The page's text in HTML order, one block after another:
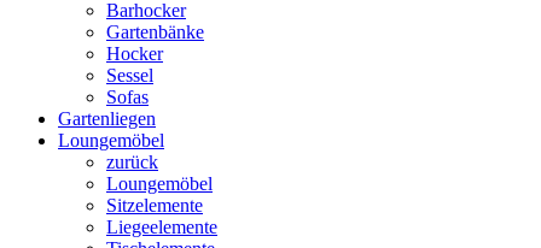
Barhocker
Gartenbänke
Hocker
Sessel
Sofas
Gartenliegen
Loungemöbel
zurück
Loungemöbel
Sitzelemente
Liegeelemente